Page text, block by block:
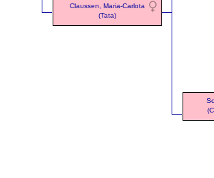
Claussen, Maria-Carlota
(Tata)